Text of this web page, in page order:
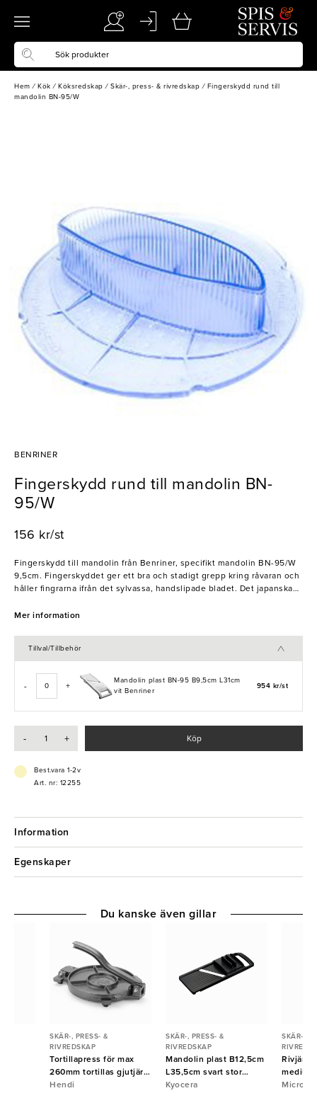
Hem / Kök / Köksredskap / Skär-, press- & rivredskap / Fingerskydd rund till
mandolin BN-95/W
BENRINER
Fingerskydd rund till mandolin BN-
95/W
156 kr/st
Fingerskydd till mandolin från Benriner, specifikt mandolin BN-95/W
9,5cm. Fingerskyddet ger ett bra och stadigt grepp kring råvaran och
håller fingrarna ifrån det sylvassa, handslipade bladet. Det japanska
högkvalitativa mandoliner. De handslipade bladen är av rostfritt stål
livsmedelsklassad plast.
Mer information
Tillval/Tillbehör
- +
Mandolin plast BN-95 B9,5cm L31cm
vit Benriner
954 kr/st
- + Köp
Best.vara 1-2v
Art. nr: 12255
Information
Egenskaper
SKÄR-, PRESS- &
RIVREDSKAP
Tortillapress för max
260mm tortillas gjutjärn
Hendi
Hendi
SKÄR-, PRESS- &
RIVREDSKAP
Mandolin plast B12,5cm
L35,5cm svart stor
Kyocera
Kyocera
SKÄR-,
Rivjärn
medium
Du kanske även gillar